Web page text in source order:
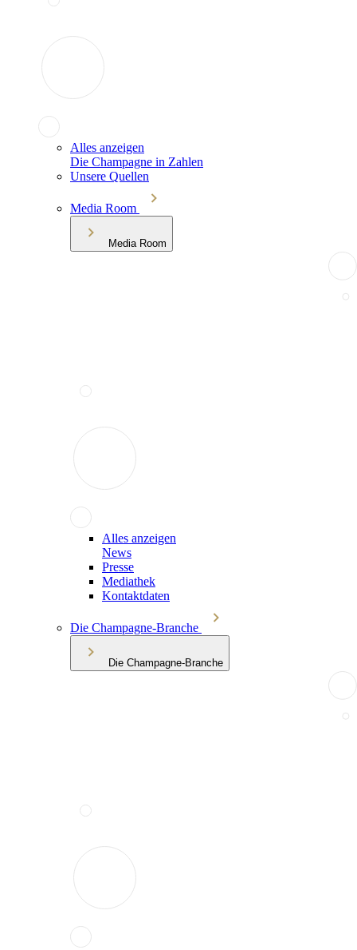
Alles anzeigen
Die Champagne in Zahlen
Unsere Quellen
Media Room
Media Room
Alles anzeigen
News
Presse
Mediathek
Kontaktdaten
Die Champagne-Branche
Die Champagne-Branche